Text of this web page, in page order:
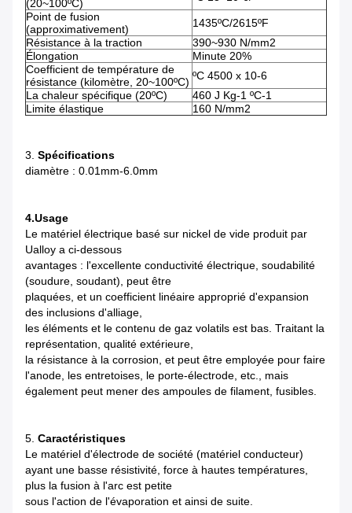
(20~100ºC)
Point de fusion
(approximativement)
1435ºC/2615ºF
Résistance à la traction
390~930 N/mm2
Élongation
Minute 20%
Coefficient de température de
résistance (kilomètre, 20~100ºC) ºC 4500 x 10-6
La chaleur spécifique (20ºC)
460 J Kg-1 ºC-1
Limite élastique
160 N/mm2
3. Spécifications
diamètre : 0.01mm-6.0mm
4.Usage
Le matériel électrique basé sur nickel de vide produit par
Ualloy a ci-dessous
avantages : l'excellente conductivité électrique, soudabilité
(soudure, soudant), peut être
plaquées, et un coefficient linéaire approprié d'expansion
des inclusions d'alliage,
les éléments et le contenu de gaz volatils est bas. Traitant la
représentation, qualité extérieure,
la résistance à la corrosion, et peut être employée pour faire
l'anode, les entretoises, le porte-électrode, etc., mais
également peut mener des ampoules de filament, fusibles.
5. Caractéristiques
Le matériel d'électrode de société (matériel conducteur)
ayant une basse résistivité, force à hautes températures,
plus la fusion à l'arc est petite
sous l'action de l'évaporation et ainsi de suite.